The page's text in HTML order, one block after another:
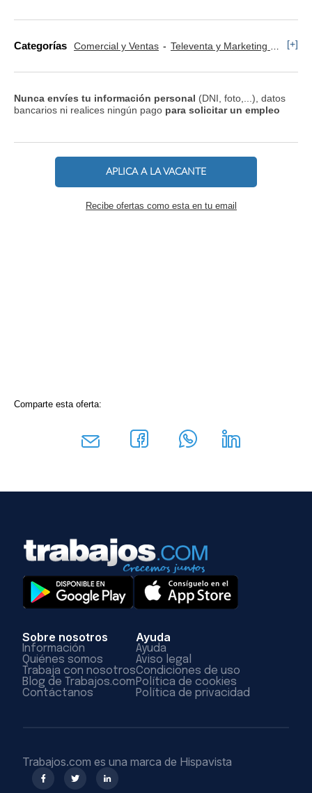
Categorías Comercial y Ventas Televenta y Marketing Telefónico [+]
Nunca envíes tu información personal (DNI, foto,...), datos
bancarios ni realices ningún pago para solicitar un empleo
APLICA A LA VACANTE
Recibe ofertas como esta en tu email
Comparte esta oferta:
Sobre nosotros
Información
Quiénes somos
Trabaja con nosotros
Blog de Trabajos.com
Contáctanos
Ayuda
Ayuda
Aviso legal
Condiciones de uso
Política de cookies
Política de privacidad
Trabajos.com es una marca de Hispavista